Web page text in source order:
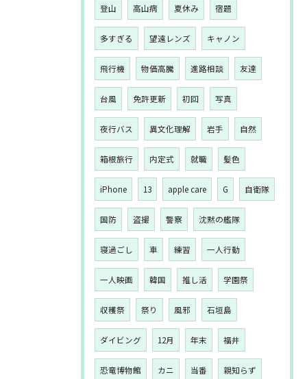
登山 高山病 夏休み 宿題
多すぎる 望遠レンズ キャノン
飛行機 物価高騰 進路相談 友達
台風 免許更新 初回 写真
夜行バス 異文化理解 岩手 自然
箱根旅行 内定式 就職 髪色
iPhone 13 apple care G 自衛隊
国防 盗撮 警察 沈黙の艦隊
寝過ごし 車 練習 一人行動
一人映画 韓国 推し活 学園祭
収穫祭 祭り 風邪 石垣島
ダイビング 12月 年末 福井
恐竜博物館 カニ 当番 親知らず